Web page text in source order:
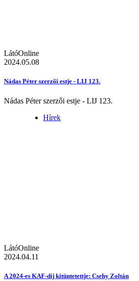
LátóOnline
2024.05.08
Nádas Péter szerzői estje - LIJ 123.
Nádas Péter szerzői estje - LIJ 123.
Hírek
LátóOnline
2024.04.11
A 2024-es KAF-díj kitüntetettje: Csehy Zoltán